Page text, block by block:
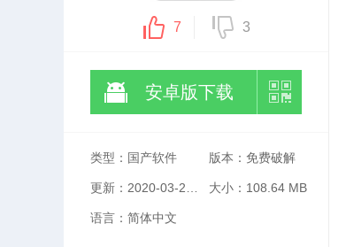
7 3
安卓版下载
类型：国产软件 版本：免费破解
大小：108.64 MB
语言：简体中文